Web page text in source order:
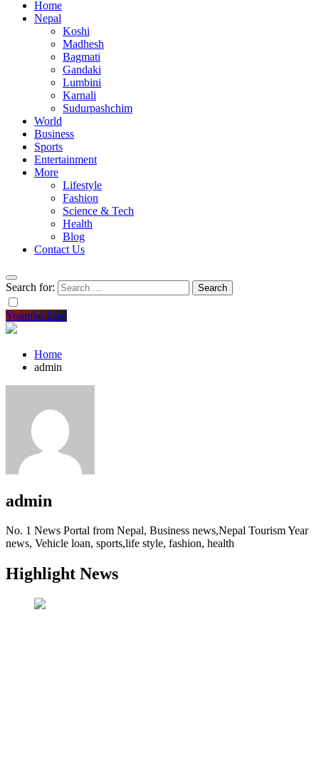
Home
Nepal
Koshi
Madhesh
Bagmati
Gandaki
Lumbini
Karnali
Sudurpashchim
World
Business
Sports
Entertainment
More
Lifestyle
Fashion
Science & Tech
Health
Blog
Contact Us
Search for:
Youtube Live
Home
admin
admin
No. 1 News Portal from Nepal, Business news,Nepal Tourism Year
news, Vehicle loan, sports,life style, fashion, health
Highlight News